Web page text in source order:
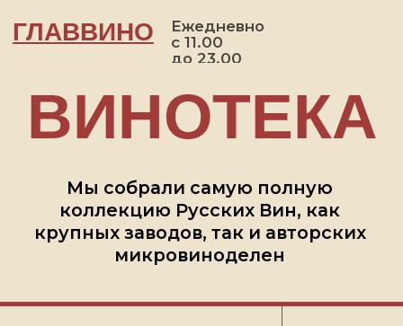
ГЛАВВИНО Ежедневно
с 11.00
до 23.00
КАТАЛОГ ВИН
Мы собрали самую полную
микровиноделен
ВИНОТЕКА